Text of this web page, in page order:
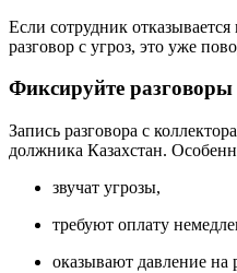
Если сотрудник
разговор с угроз, это уже
Фиксируйте разговоры
Запись разговора с
должника Казахстан.
звучат угрозы,
требуют оплату
оказывают давление на